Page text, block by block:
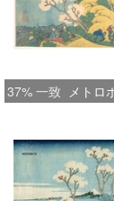
37% 一致 メトロ